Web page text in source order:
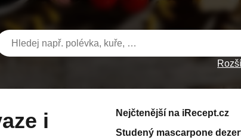
Nejčtenější na iRecept.cz
Studený mascarpone